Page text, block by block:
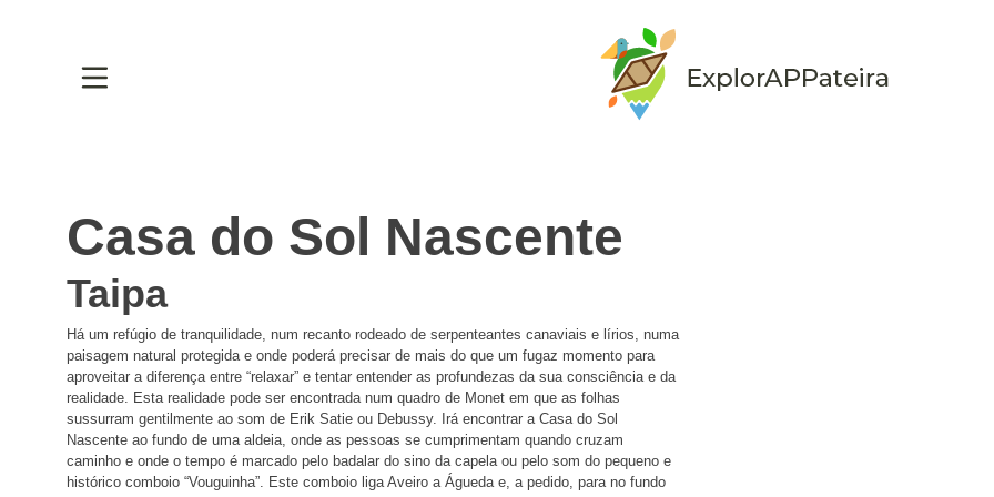
Casa do Sol Nascente
Taipa
Há um refúgio de tranquilidade, num recanto rodeado de serpenteantes canaviais e lírios, numa
paisagem natural protegida e onde poderá precisar de mais do que um fugaz momento para
aproveitar a diferença entre “relaxar” e tentar entender as profundezas da sua consciência e da
realidade. Esta realidade pode ser encontrada num quadro de Monet em que as folhas
sussurram gentilmente ao som de Erik Satie ou Debussy. Irá encontrar a Casa do Sol
Nascente ao fundo de uma aldeia, onde as pessoas se cumprimentam quando cruzam
caminho e onde o tempo é marcado pelo badalar do sino da capela ou pelo som do pequeno e
histórico comboio “Vouguinha”. Este comboio liga Aveiro a Águeda e, a pedido, para no fundo